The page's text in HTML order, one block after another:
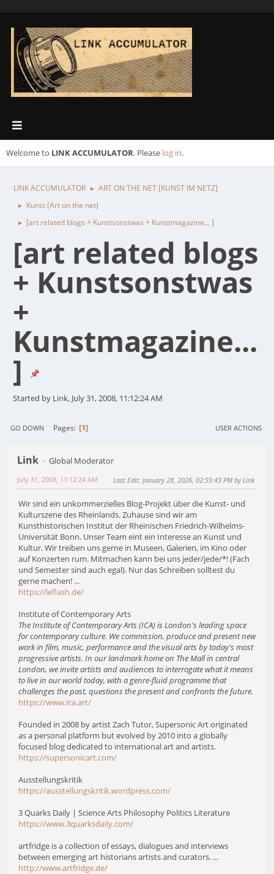
Welcome to LINK ACCUMULATOR. Please log in.
LINK ACCUMULATOR ► ART ON THE NET [KUNST IM NETZ]
► Kunst (Art on the net)
► [art related blogs + Kunstsonstwas + Kunstmagazine... ]
[art related blogs
+ Kunstsonstwas
+
Kunstmagazine...
]
Started by Link, July 31, 2008, 11:12:24 AM
GO DOWN Pages 1 USER ACTIONS
Link Global Moderator
July 31, 2008, 11:12:24 AM Last Edit: January 28, 2026, 02:55:43 PM by Link
Wir sind ein unkommerzielles Blog-Projekt über die Kunst- und
Kulturszene des Rheinlands. Zuhause sind wir am
Kunsthistorischen Institut der Rheinischen Friedrich-Wilhelms-
Universität Bonn. Unser Team eint ein Interesse an Kunst und
Kultur. Wir treiben uns gerne in Museen, Galerien, im Kino oder
auf Konzerten rum. Mitmachen kann bei uns jeder/jede/*! (Fach
und Semester sind auch egal). Nur das Schreiben solltest du
gerne machen! ...
https://leflash.de/
Institute of Contemporary Arts
The Institute of Contemporary Arts (ICA) is London's leading space
for contemporary culture. We commission, produce and present new
work in film, music, performance and the visual arts by today's most
progressive artists. In our landmark home on The Mall in central
London, we invite artists and audiences to interrogate what it means
to live in our world today, with a genre-fluid programme that
challenges the past, questions the present and confronts the future.
https://www.ica.art/
Founded in 2008 by artist Zach Tutor, Supersonic Art originated
as a personal platform but evolved by 2010 into a globally
focused blog dedicated to international art and artists.
https://supersonicart.com/
Ausstellungskritik
https://ausstellungskritik.wordpress.com/
3 Quarks Daily | Science Arts Philosophy Politics Literature
https://www.3quarksdaily.com/
artfridge is a collection of essays, dialogues and interviews
between emerging art historians artists and curators. ...
http://www.artfridge.de/